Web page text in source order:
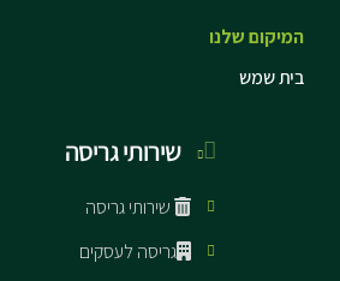
המיקום שלנו
בית שמש
שירותי גריסה
שירותי גריסה
גריסה לעסקים